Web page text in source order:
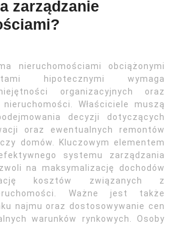
zarządzanie
nieruchomościami obciążonymi
hipotecznymi wymaga
organizacyjnych oraz
Właściciele muszą
decyzji dotyczących
oraz ewentualnych remontów
domów. Kluczowym elementem
systemu zarządzania
na maksymalizację dochodów
kosztów związanych z
Ważne jest także
najmu oraz dostosowywanie cen
warunków rynkowych. Osoby